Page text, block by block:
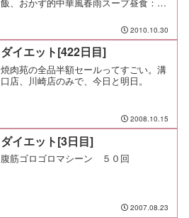
飯、おかず的中華風春雨スープ昼食：ご
何と言うか、台風ですね。 洗濯物が山
積みで困ってしまう。 日曜にコインラ
ンドリーでやっつけるぜ！
2010.10.30
ダイエット[422日目]
焼肉苑の全品半額セールってすごい。溝
口店、川崎店のみで、今日と明日。
2008.10.15
ダイエット[3日目]
腹筋ゴロゴロマシーン ５０回
2007.08.23